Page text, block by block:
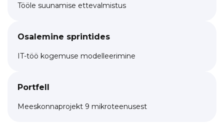
Tööle suunamise ettevalmistus
Osalemine sprintides
IT-töö kogemuse modelleerimine
Portfell
Meeskonnaprojekt 9 mikroteenusest